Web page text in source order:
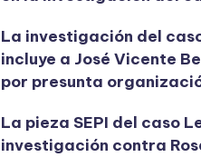
La investigación del
incluye a José Vicente
por presunta
La pieza SEPI del caso
investigación contra